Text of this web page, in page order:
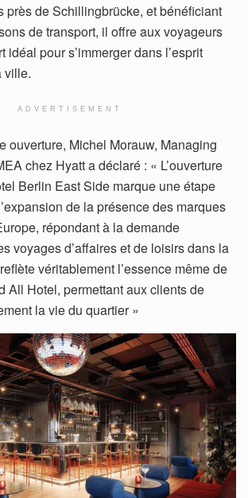
près de Schillingbrücke, et bénéficiant
de transport, il offre aux voyageurs
idéal pour s’immerger dans l’esprit
ville.
ADVERTISEMENT
ouverture, Michel Morauw, Managing
chez Hyatt a déclaré : « L’ouverture
Berlin East Side marque une étape
de la présence des marques
répondant à la demande
voyages d’affaires et de loisirs dans la
véritablement l’essence même de
All Hotel, permettant aux clients de
la vie du quartier »